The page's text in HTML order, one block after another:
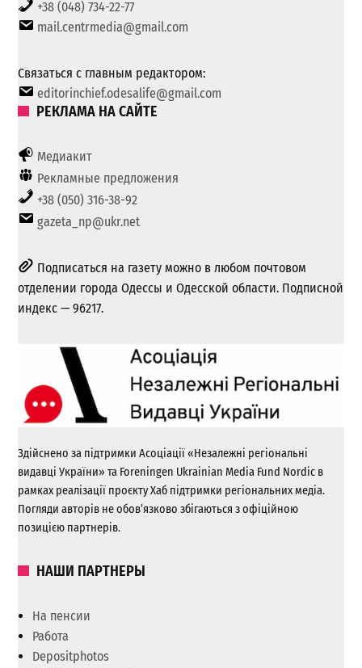
+38 (048) 734-22-77
mail.centrmedia@gmail.com
Связаться с главным редактором:
editorinchief.odesalife@gmail.com
РЕКЛАМА НА САЙТЕ
Медиакит
Рекламные предложения
+38 (050) 316-38-92
gazeta_np@ukr.net
Подписаться на газету можно в любом почтовом
отделении города Одессы и Одесской области. Подписной
индекс — 96217.
Здійснено за підтримки Асоціації «Незалежні регіональні
видавці України» та Foreningen Ukrainian Media Fund Nordic в
рамках реалізації проєкту Хаб підтримки регіональних медіа.
Погляди авторів не обов’язково збігаються з офіційною
позицією партнерів.
НАШИ ПАРТНЕРЫ
На пенсии
Работа
Depositphotos